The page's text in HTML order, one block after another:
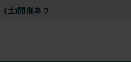
(土)開催あり